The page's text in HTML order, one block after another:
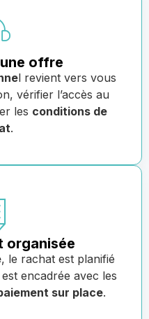
offre
l revient vers vous
vérifier l’accès au
les conditions de
.
organisée
, le rachat est planifié
encadrée avec les
sur place.